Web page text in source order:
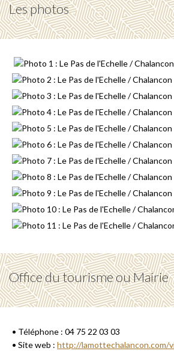
Les photos
Office du tourisme ou Mairie
• Téléphone : 04 75 22 03 03
• Site web : http://lamottechalancon.com/